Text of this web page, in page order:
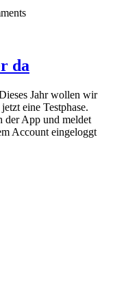
da
Jahr wollen wir
eine Testphase.
der App und meldet
Account eingeloggt